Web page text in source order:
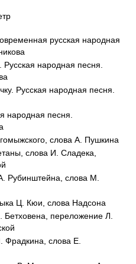
русская народная
народная песня.
Русская народная песня.
народная песня.
слова А. Пушкина
слова И. Сладека,
Рубинштейна, слова М.
Ц. Кюи, слова Надсона
переложение Л.
слова Е.